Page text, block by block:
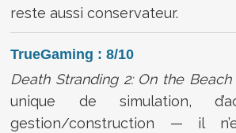
reste aussi conservateur.
TrueGaming : 8/10
Death Stranding 2: On the Beach
unique de simulation,
gestion/construction — il